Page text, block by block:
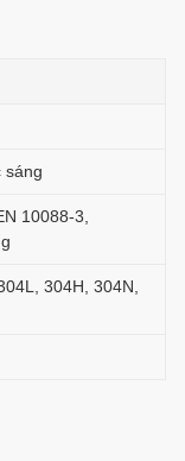
sáng
10088-3,
304H, 304N,